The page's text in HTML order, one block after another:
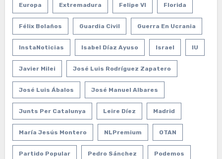
Europa Extremadura Felipe VI Florida
Félix Bolaños Guardia Civil Guerra En Ucrania
InstaNoticias Isabel Díaz Ayuso Israel IU
Javier Milei José Luis Rodríguez Zapatero
José Luis Ábalos José Manuel Albares
Junts Per Catalunya Leire Díez Madrid
María Jesús Montero NLPremium OTAN
Partido Popular Pedro Sánchez Podemos